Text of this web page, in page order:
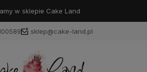
w sklepie Cake Land
sklep@cake-land.pl